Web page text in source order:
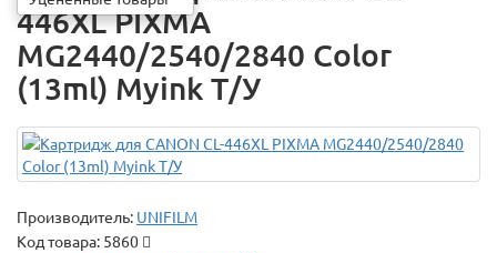
446XL PIXMA
MG2440/2540/2840 Color
(13ml) Myink Т/У
Производитель: UNIFILM
Код товара: 5860